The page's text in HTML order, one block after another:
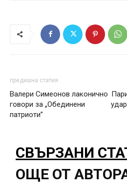
предишна статия
Валери Симеонов лаконично
говори за „Обединени
патриоти”
СВЪРЗАНИ
ОЩЕ ОТ